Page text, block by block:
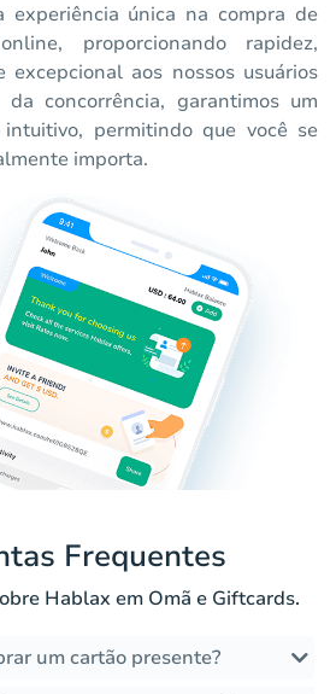
experiência única na compra de
proporcionando rapidez,
excepcional aos nossos usuários
concorrência, garantimos um
permitindo que você se
importa.
Frequentes
Hablax em Omã e Giftcards.
um cartão presente?